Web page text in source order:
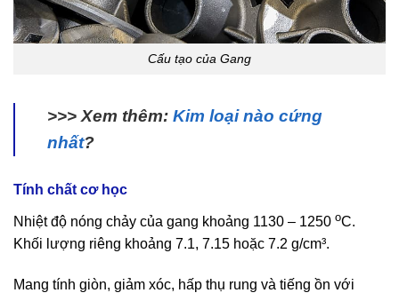
Cấu tạo của Gang
>>> Xem thêm: Kim loại nào cứng
nhất?
Tính chất cơ học
Nhiệt độ nóng chảy của gang khoảng 1130 – 1250 oC.
Khối lượng riêng khoảng 7.1, 7.15 hoặc 7.2 g/cm³.
Mang tính giòn, giảm xóc, hấp thụ rung và tiếng ồn với